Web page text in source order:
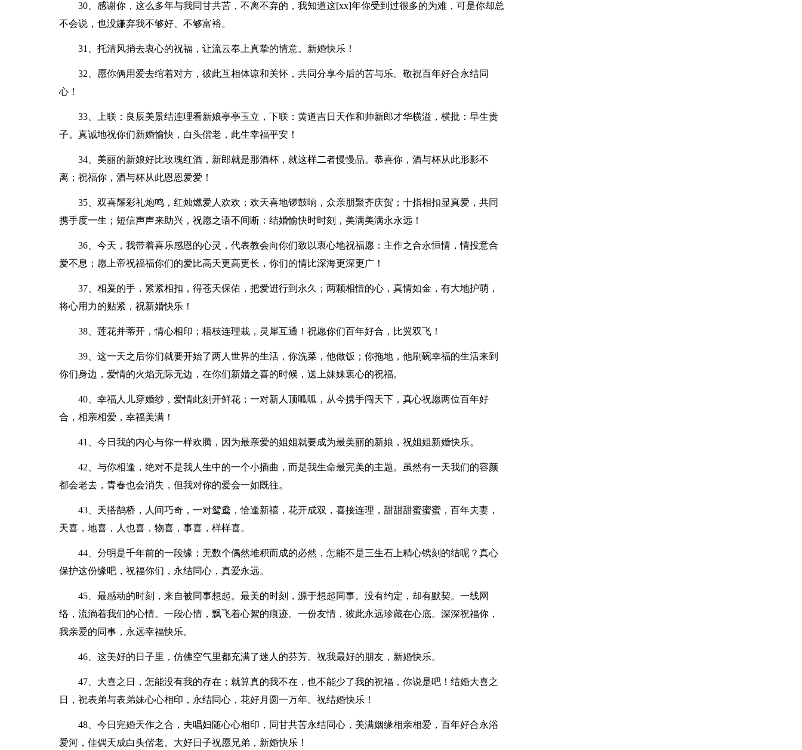
30、感谢你，这么多年与我同甘共苦，不离不弃的，我知道这[xx]年你受到过很多的为难，可是你却总
不会说，也没嫌弃我不够好、不够富裕。
31、托清风捎去衷心的祝福，让流云奉上真挚的情意。新婚快乐！
32、愿你俩用爱去绾着对方，彼此互相体谅和关怀，共同分享今后的苦与乐。敬祝百年好合永结同
心！
33、上联：良辰美景结连理看新娘亭亭玉立，下联：黄道吉日天作和帅新郎才华横溢，横批：早生贵
子。真诚地祝你们新婚愉快，白头偕老，此生幸福平安！
34、美丽的新娘好比玫瑰红酒，新郎就是那酒杯，就这样二者慢慢品。恭喜你，酒与杯从此形影不
离；祝福你，酒与杯从此恩恩爱爱！
35、双喜耀彩礼炮鸣，红烛燃爱人欢欢；欢天喜地锣鼓响，众亲朋聚齐庆贺；十指相扣显真爱，共同
携手度一生；短信声声来助兴，祝愿之语不间断：结婚愉快时时刻，美满美满永永远！
36、今天，我带着喜乐感恩的心灵，代表教会向你们致以衷心地祝福愿：主作之合永恒情，情投意合
爱不息；愿上帝祝福福你们的爱比高天更高更长，你们的情比深海更深更广！
37、相爰的手，紧紧相扣，得苍天保佑，把爱逬行到永久；两颗相惜的心，真情如金，有大地护萌，
将心用力的贴紧，祝新婚快乐！
38、莲花并蒂开，情心相印；梧枝连理栽，灵犀互通！祝愿你们百年好合，比翼双飞！
39、这一天之后你们就要开始了两人世界的生活，你洗菜，他做饭；你拖地，他刷碗幸福的生活来到
你们身边，爱情的火焰无际无边，在你们新婚之喜的时候，送上妹妹衷心的祝福。
40、幸福人儿穿婚纱，爱情此刻开鲜花；一对新人顶呱呱，从今携手闯天下，真心祝愿两位百年好
合，相亲相爱，幸福美满！
41、今日我的内心与你一样欢腾，因为最亲爱的姐姐就要成为最美丽的新娘，祝姐姐新婚快乐。
42、与你相逢，绝对不是我人生中的一个小插曲，而是我生命最完美的主题。虽然有一天我们的容颜
都会老去，青春也会消失，但我对你的爱会一如既往。
43、天搭鹊桥，人间巧奇，一对鸳鸯，恰逢新禧，花开成双，喜接连理，甜甜甜蜜蜜蜜，百年夫妻，
天喜，地喜，人也喜，物喜，事喜，样样喜。
44、分明是千年前的一段缘；无数个偶然堆积而成的必然，怎能不是三生石上精心镌刻的结呢？真心
保护这份缘吧，祝福你们，永结同心，真爱永远。
45、最感动的时刻，来自被同事想起。最美的时刻，源于想起同事。没有约定，却有默契。一线网
络，流淌着我们的心情。一段心情，飘飞着心絮的痕迹。一份友情，彼此永远珍藏在心底。深深祝福你，
我亲爱的同事，永远幸福快乐。
46、这美好的日子里，仿佛空气里都充满了迷人的芬芳。祝我最好的朋友，新婚快乐。
47、大喜之日，怎能没有我的存在；就算真的我不在，也不能少了我的祝福，你说是吧！结婚大喜之
日，祝表弟与表弟妹心心相印，永结同心，花好月圆一万年。祝结婚快乐！
48、今日完婚天作之合，夫唱妇随心心相印，同甘共苦永结同心，美满姻缘相亲相爱，百年好合永浴
爱河，佳偶天成白头偕老。大好日子祝愿兄弟，新婚快乐！